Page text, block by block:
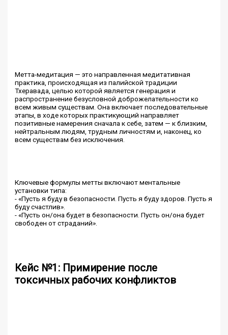
Метта-медитация — это направленная медитативная
практика, происходящая из палийской традиции
Тхеравада, целью которой является генерация и
распространение безусловной доброжелательности ко
всем живым существам. Она включает последовательные
этапы, в ходе которых практикующий направляет
позитивные намерения сначала к себе, затем — к близким,
нейтральным людям, трудным личностям и, наконец, ко
всем существам без исключения.
Ключевые формулы метты включают ментальные
установки типа:
- «Пусть я буду в безопасности. Пусть я буду здоров. Пусть я
буду счастлив».
- «Пусть он/она будет в безопасности. Пусть он/она будет
свободен от страданий».
Кейс №1: Примирение после
токсичных рабочих конфликтов